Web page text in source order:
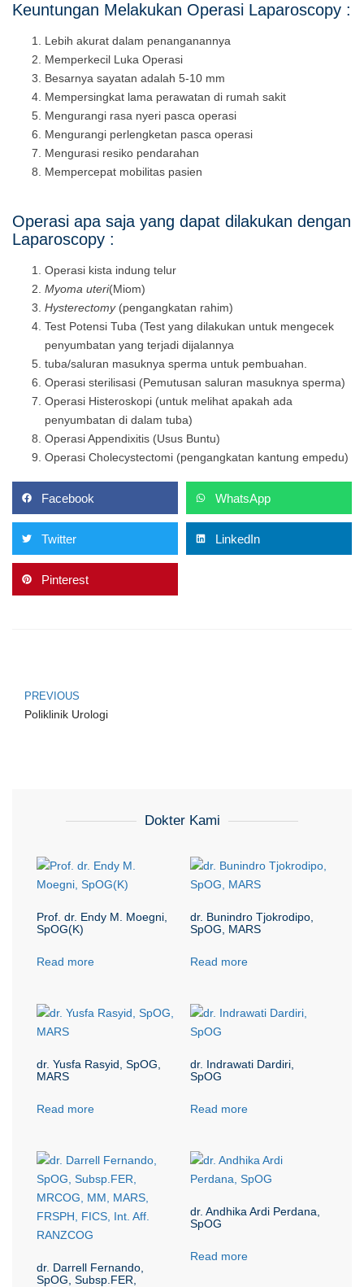
Keuntungan Melakukan Operasi Laparoscopy :
Lebih akurat dalam penanganannya
Memperkecil Luka Operasi
Besarnya sayatan adalah 5-10 mm
Mempersingkat lama perawatan di rumah sakit
Mengurangi rasa nyeri pasca operasi
Mengurangi perlengketan pasca operasi
Mengurasi resiko pendarahan
Mempercepat mobilitas pasien
Operasi apa saja yang dapat dilakukan dengan
Laparoscopy :
Operasi kista indung telur
Myoma uteri(Miom)
Hysterectomy (pengangkatan rahim)
Test Potensi Tuba (Test yang dilakukan untuk mengecek
penyumbatan yang terjadi dijalannya
tuba/saluran masuknya sperma untuk pembuahan.
Operasi sterilisasi (Pemutusan saluran masuknya sperma)
Operasi Histeroskopi (untuk melihat apakah ada
penyumbatan di dalam tuba)
Operasi Appendixitis (Usus Buntu)
Operasi Cholecystectomi (pengangkatan kantung empedu)
Facebook WhatsApp
Twitter LinkedIn
Pinterest
PREVIOUS
Poliklinik Urologi
Dokter Kami
Prof. dr. Endy M. Moegni,
SpOG(K)
Read more
dr. Bunindro Tjokrodipo,
SpOG, MARS
Read more
dr. Yusfa Rasyid, SpOG,
MARS
Read more
dr. Indrawati Dardiri,
SpOG
Read more
dr. Darrell Fernando,
SpOG, Subsp.FER,
dr. Andhika Ardi Perdana,
SpOG
Read more